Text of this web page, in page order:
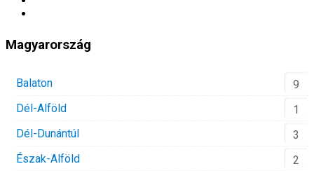
Magyarország
Balaton
9
Dél-Alföld
1
Dél-Dunántúl
3
Észak-Alföld
2